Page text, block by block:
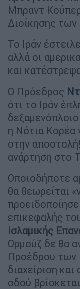
Μπραντ
Διοίκησης
Το Ιράν
αλλά οι
και
Ο Πρόεδρος
ότι το Ιράν
η Νότια Κορέα
στην
ανάρτηση στο
Οποιοδήποτε
θα θεωρείται
επικεφαλής
Ισλαμικής
Ορμούζ δε θα
Προέδρου των
διαχείριση
οδού